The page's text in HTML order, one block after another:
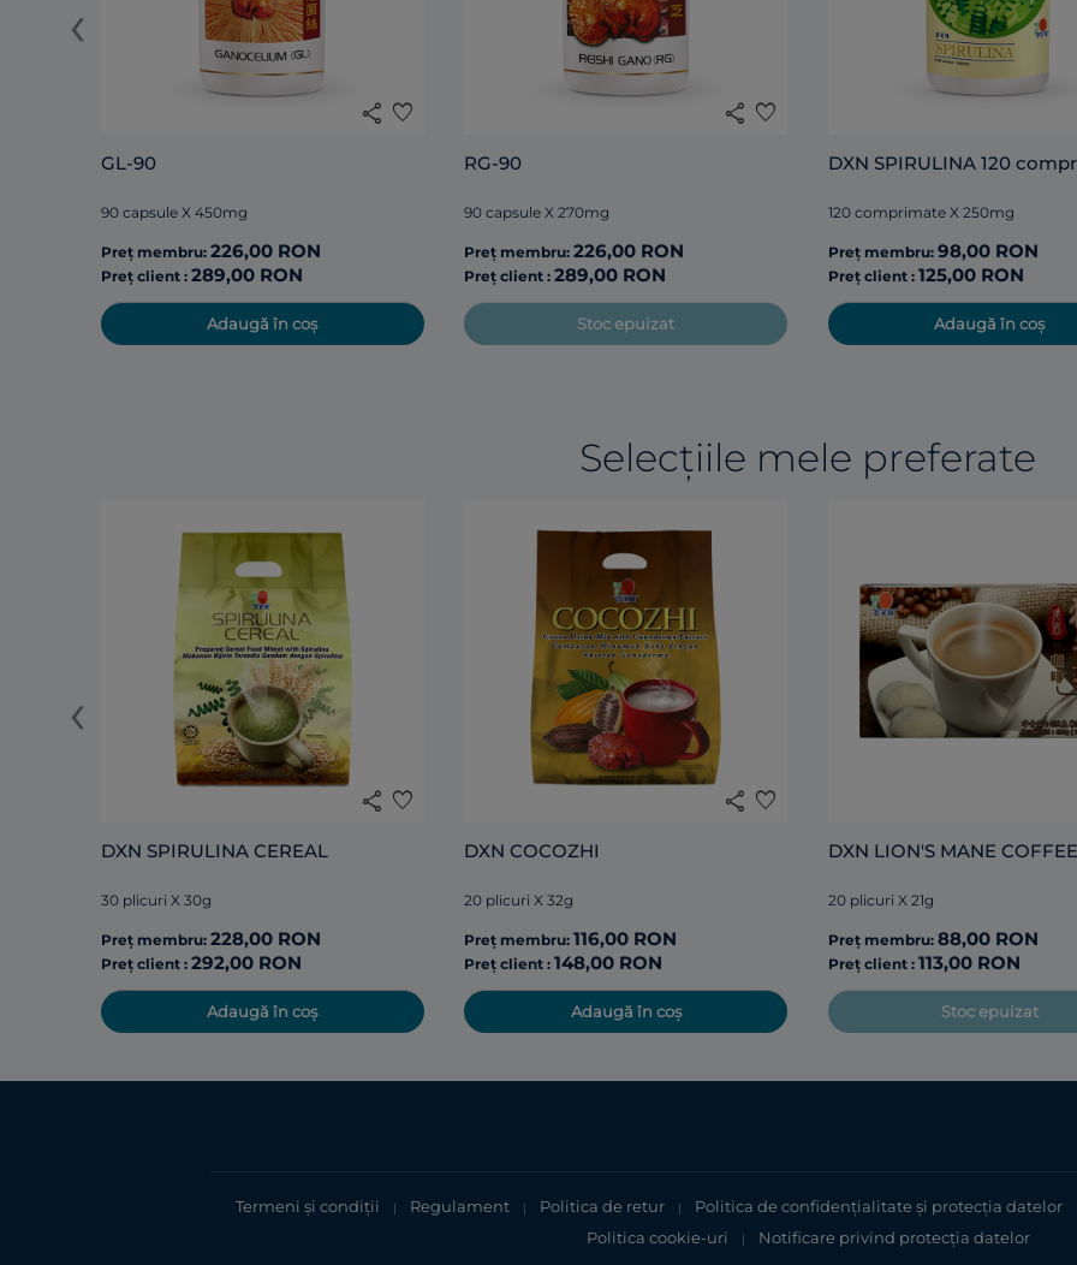
share favorite
GL-90
90 capsule X 450mg
Preț membru: 226,00 RON
Preț client : 289,00 RON
Adaugă în coș
share favorite
RG-90
90 capsule X 270mg
Preț membru:226,00 RON
Preț client :289,00 RON
Stoc epuizat
DXN SPIRULINA 120
120 comprimate X 250mg
Preț membru: 98,00 RON
Preț client : 125,00 RON
Adaugă în coș
‹
Selecțiile mele preferate
share favorite
DXN SPIRULINA CEREAL
30 plicuri X 30g
Preț membru: 228,00 RON
Preț client : 292,00 RON
Adaugă în coș
share favorite
DXN COCOZHI
20 plicuri X 32g
Preț membru:116,00 RON
Preț client :148,00 RON
Adaugă în coș
DXN LION'S MANE COFFEE
20 plicuri X 21g
Preț membru: 88,00 RON
Preț client : 113,00 RON
Stoc epuizat
‹
Termeni și condiții | Regulament | Politica de retur | Politica de confidențialitate şi protecţia datelor
Politica cookie-uri | Notificare privind protecția datelor